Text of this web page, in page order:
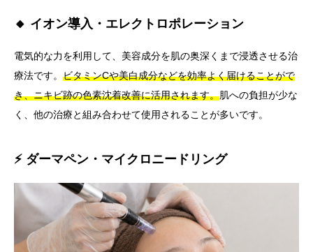
🔸 イオン導入・エレクトロポレーション
電気的な力を利用して、美容成分を肌の奥深くまで浸透させる治
療法です。 ビタミンCや美白成分などを効率よく届けることがで
き、ニキビ跡の色素沈着改善に活用されます。肌への負担が少な
く、他の治療と組み合わせて使用されることが多いです。
⚡ ダーマペン・マイクロニードリング